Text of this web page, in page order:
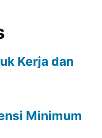
Kerja dan
Minimum